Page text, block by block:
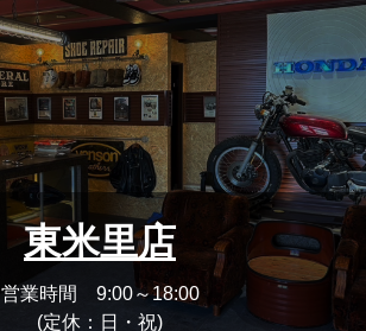
東米里店
営業時間 9:00～18:00
(定休：日・祝)